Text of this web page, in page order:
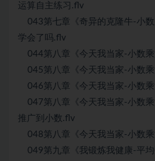
运算自主练习.flv
043第七章《奇异的克隆牛-小
学会了吗.flv
044第八章《今天我当家-小数
045第八章《今天我当家-小数
046第八章《今天我当家-小数
047第八章《今天我当家-小数乘
推广到小数.flv
048第八章《今天我当家-小数
049第九章《我锻炼我健康-平